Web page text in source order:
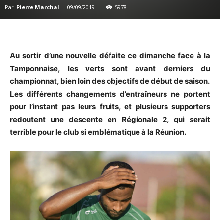
Par Pierre Marchal - 09/09/2019 5978
Au sortir d’une nouvelle défaite ce dimanche face à la
Tamponnaise, les verts sont avant derniers du
championnat, bien loin des objectifs de début de saison.
Les différents changements d’entraîneurs ne portent
pour l’instant pas leurs fruits, et plusieurs supporters
redoutent une descente en Régionale 2, qui serait
terrible pour le club si emblématique à la Réunion.